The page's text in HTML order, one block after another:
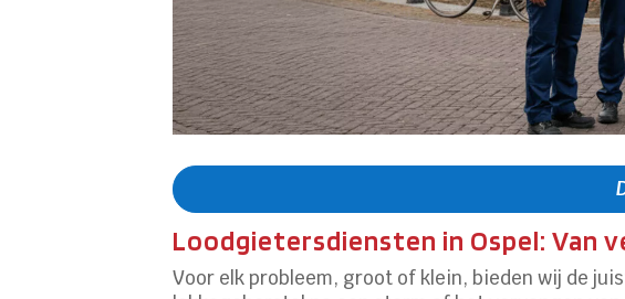
Loodgietersdiensten in Ospel: Van
Voor elk probleem, groot of klein, bieden wij de